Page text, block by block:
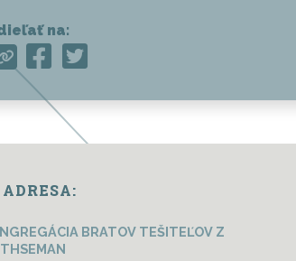
na:
ADRESA:
BRATOV TEŠITEĽOV Z